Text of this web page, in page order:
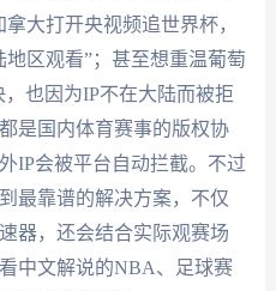
大打开央视频追世界杯，
区观看”；甚至想重温葡萄
也因为IP不在大陆而被拒
是国内体育赛事的版权协
IP会被平台自动拦截。不过
最靠谱的解决方案，不仅
器，还会结合实际观赛场
中文解说的NBA、足球赛